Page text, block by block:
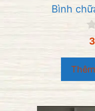
Bình
0
n
g
o
à
i
5